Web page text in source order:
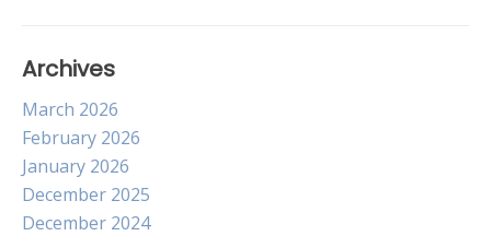
Archives
March 2026
February 2026
January 2026
December 2025
December 2024